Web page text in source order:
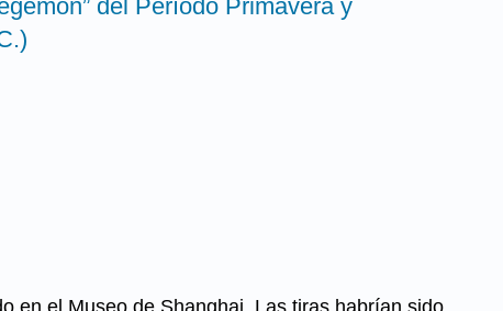
del Período Primavera y
en el Museo de Shanghai. Las tiras habrían sido